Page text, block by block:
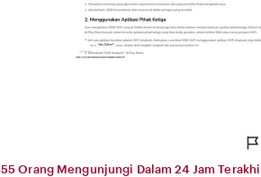
Orang Mengunjungi Dalam 24 Jam